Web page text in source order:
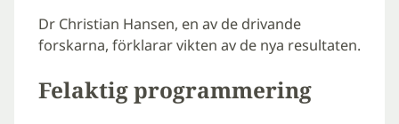
Dr Christian Hansen, en av de drivande
forskarna, förklarar vikten av de nya resultaten.
Felaktig programmering